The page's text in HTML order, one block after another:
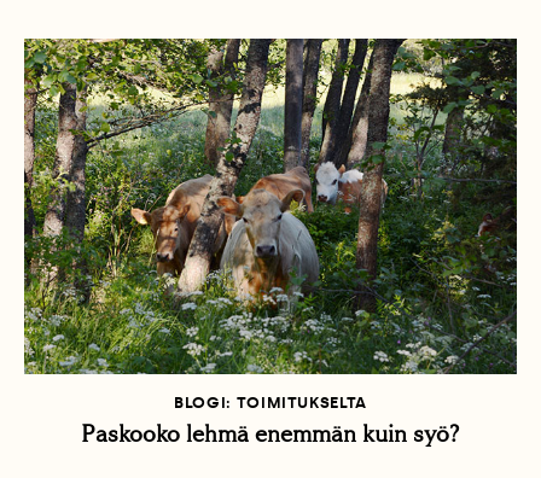
BLOGI: TOIMITUKSELTA
Paskooko lehmä enemmän kuin syö?